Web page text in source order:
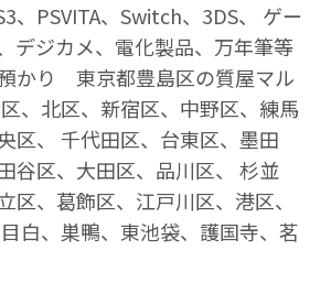
、PSVITA、Switch、3DS、 ゲー
デジカメ、電化製品、万年筆等
り 東京都豊島区の質屋マル
、北区、新宿区、中野区、練馬
区、 千代田区、台東区、墨田
谷区、大田区、品川区、 杉並
区、葛飾区、江戸川区、港区、
白、巣鴨、東池袋、護国寺、茗